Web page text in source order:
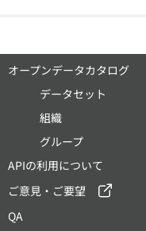
オープンデータカタログ
データセット
組織
グループ
APIの利用について
ご意見・ご要望
QA